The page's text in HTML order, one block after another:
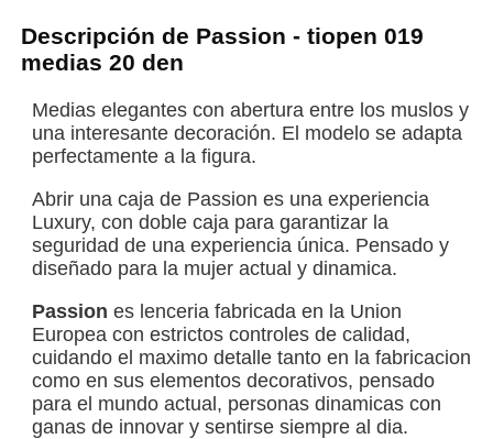
Descripción de Passion - tiopen 019
medias 20 den
Medias elegantes con abertura entre los muslos y
una interesante decoración. El modelo se adapta
perfectamente a la figura.
Abrir una caja de Passion es una experiencia
Luxury, con doble caja para garantizar la
seguridad de una experiencia única. Pensado y
diseñado para la mujer actual y dinamica.
Passiones lenceria fabricada en la Union
Europea con estrictos controles de calidad,
cuidando el maximo detalle tanto en la fabricacion
como en sus elementos decorativos, pensado
para el mundo actual, personas dinamicas con
ganas de innovar y sentirse siempre al dia.